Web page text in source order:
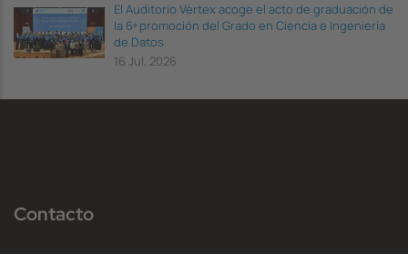
El Auditorio Vèrtex acoge el acto de graduación de
la 6ª promoción del Grado en Ciencia e Ingeniería
de Datos
16 Jul, 2026
Contacto